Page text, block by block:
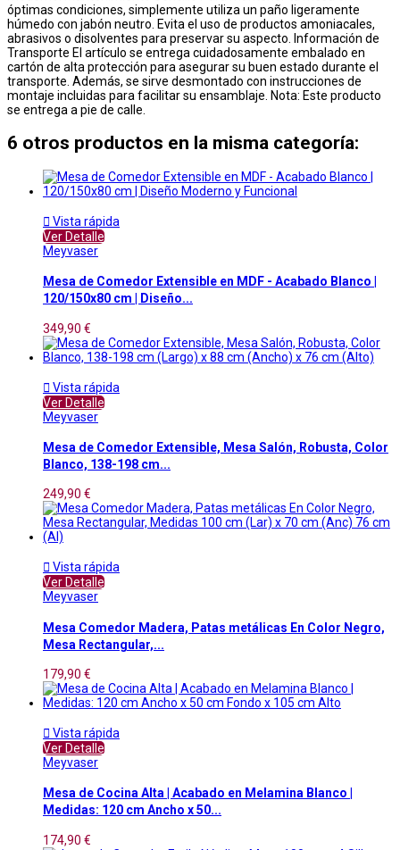
óptimas condiciones, simplemente utiliza un paño ligeramente
húmedo con jabón neutro. Evita el uso de productos amoniacales,
abrasivos o disolventes para preservar su aspecto. Información de
Transporte El artículo se entrega cuidadosamente embalado en
cartón de alta protección para asegurar su buen estado durante el
transporte. Además, se sirve desmontado con instrucciones de
montaje incluidas para facilitar su ensamblaje. Nota: Este producto
se entrega a pie de calle.
6 otros productos en la misma categoría:
 Vista rápida
Ver Detalle
Meyvaser
Mesa de Comedor Extensible en MDF - Acabado Blanco |
120/150x80 cm | Diseño...
349,90 €
 Vista rápida
Ver Detalle
Meyvaser
Mesa de Comedor Extensible, Mesa Salón, Robusta, Color
Blanco, 138-198 cm...
249,90 €
 Vista rápida
Ver Detalle
Meyvaser
Mesa Comedor Madera, Patas metálicas En Color Negro,
Mesa Rectangular,...
179,90 €
 Vista rápida
Ver Detalle
Meyvaser
Mesa de Cocina Alta | Acabado en Melamina Blanco |
Medidas: 120 cm Ancho x 50...
174,90 €